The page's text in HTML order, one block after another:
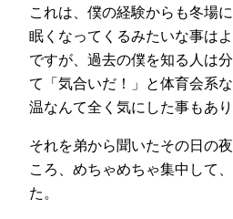
これは、僕の経験からも冬場
眠くなってくるみたいな事はよ
ですが、過去の僕を知る人は
て「気合いだ！」と体育会系
温なんて全く気にした事もあり
それを弟から聞いたその日の
ころ、めちゃめちゃ集中して
た。